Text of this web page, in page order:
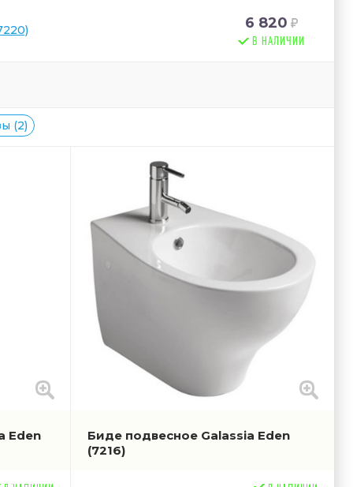
6 820
В НАЛИЧИИ
(2)
Eden
Биде подвесное Galassia Eden
(7216)